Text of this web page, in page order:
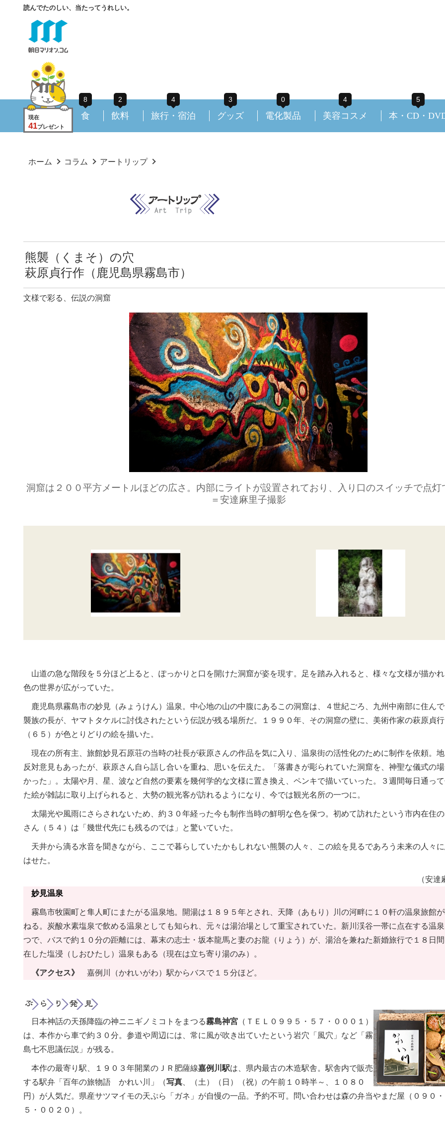
読んでたのしい、当たってうれしい。
現在
41プレゼント
8
食
2
飲料
4
旅行・宿泊
3
グッズ
0
電化製品
4
美容コスメ
5
本・CD・
ホーム コラム アートリップ
熊襲（くまそ）の穴
萩原貞行作（鹿児島県霧島市）
文様で彩る、伝説の洞窟
洞窟は２００平方メートルほどの広さ。内部にライトが設置されており、入り口のスイッチで点灯
＝安達麻里子撮影
山道の急な階段を５分ほど上ると、ぽっかりと口を開けた洞窟が姿を現す。足を踏み入れると、様々な文様が描か
色の世界が広がっていた。
鹿児島県霧島市の妙見（みょうけん）温泉。中心地の山の中腹にあるこの洞窟は、４世紀ごろ、九州中南部に住ん
襲族の長が、ヤマトタケルに討伐されたという伝説が残る場所だ。１９９０年、その洞窟の壁に、美術作家の萩原貞
（６５）が色とりどりの絵を描いた。
現在の所有主、旅館妙見石原荘の当時の社長が萩原さんの作品を気に入り、温泉街の活性化のために制作を依頼。
反対意見もあったが、萩原さん自ら話し合いを重ね、思いを伝えた。「落書きが彫られていた洞窟を、神聖な儀式の
かった」。太陽や月、星、波など自然の要素を幾何学的な文様に置き換え、ペンキで描いていった。３週間毎日通っ
た絵が雑誌に取り上げられると、大勢の観光客が訪れるようになり、今では観光名所の一つに。
太陽光や風雨にさらされないため、約３０年経った今も制作当時の鮮明な色を保つ。初めて訪れたという市内在住
さん（５４）は「幾世代先にも残るのでは」と驚いていた。
天井から滴る水音を聞きながら、ここで暮らしていたかもしれない熊襲の人々、この絵を見るであろう未来の人々
はせた。
（安
妙見温泉
霧島市牧園町と隼人町にまたがる温泉地。開湯は１８９５年とされ、天降（あもり）川の河畔に１０軒の温泉旅館
ねる。炭酸水素塩泉で飲める温泉としても知られ、元々は湯治場として重宝されていた。新川渓谷一帯に点在する温
つで、バスで約１０分の距離には、幕末の志士・坂本龍馬と妻のお龍（りょう）が、湯治を兼ねた新婚旅行で１８日
在した塩浸（しおひたし）温泉もある（現在は立ち寄り湯のみ）。
《アクセス》 嘉例川（かれいがわ）駅からバスで１５分ほど。
日本神話の天孫降臨の神ニニギノミコトをまつる霧島神宮 （ＴＥＬ０９９５・５７・０００１）
は、本作から車で約３０分。参道や周辺には、常に風が吹き出ていたという岩穴「風穴」など「霧
島七不思議伝説」が残る。
本作の最寄り駅、１９０３年開業のＪＲ肥薩線嘉例川駅は、県内最古の木造駅舎。駅舎内で販売
する駅弁「百年の旅物語 かれい川」（写真 、（土）（日）（祝）の午前１０時半～、１０８０
円）が人気だ。県産サツマイモの天ぷら「ガネ」が自慢の一品。予約不可。問い合わせは森の弁当やまだ屋（０９０
５・００２０）。